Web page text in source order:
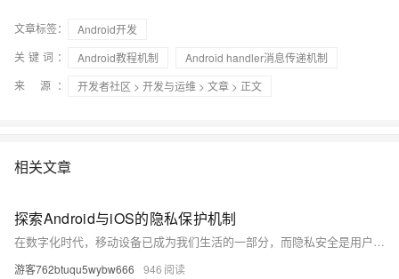
文章标签：
Android开发
关键词：
Android教程机制
Android handler消息传递机制
来 源：
开发者社区 > 开发与运维 > 文章 > 正文
相关文章
探索Android与iOS的隐私保护机制
在数字化时代，移动设备已成为我们生活的一部分，而隐私安全是用户最为关注的问题之一。本文将深入探讨Android和iOS两大主流操作系统在隐私保护方面的策略和实现方式，分析它们各自的优势和不足，以及如何更好地保护用户的隐私。
游客762btuqu5wybw666 946